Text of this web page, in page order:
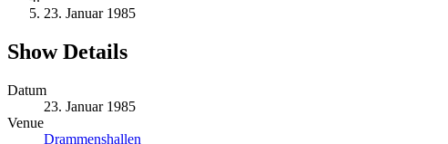
23. Januar 1985
Show Details
Datum
23. Januar 1985
Venue
Drammenshallen